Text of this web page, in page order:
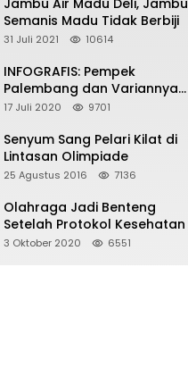
Jambu Air Madu Deli, Jambu
Semanis Madu Tidak Berbiji
31 Juli 2021 10614
INFOGRAFIS: Pempek
Palembang dan Variannya
yang Melegenda
17 Juli 2020 9701
Senyum Sang Pelari Kilat di
Lintasan Olimpiade
25 Agustus 2016 7136
Olahraga Jadi Benteng
Setelah Protokol Kesehatan
3 Oktober 2020 6551